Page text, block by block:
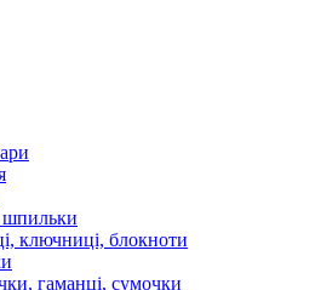
ключниці, блокноти
гаманці, сумочки